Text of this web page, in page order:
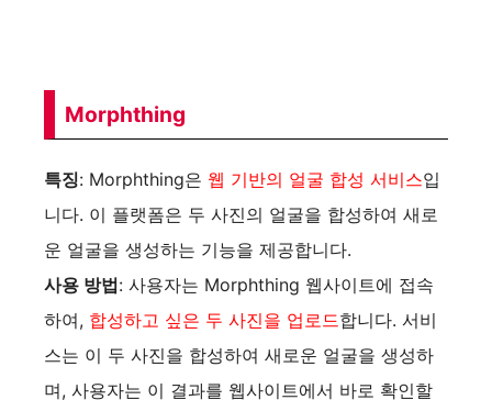
V
i
d
e
Morphthing
특징: Morphthing은 웹 기반의 얼굴 합성 서비스입
니다. 이 플랫폼은 두 사진의 얼굴을 합성하여 새로
운 얼굴을 생성하는 기능을 제공합니다.
사용 방법: 사용자는 Morphthing 웹사이트에 접속
하여, 합성하고 싶은 두 사진을 업로드합니다. 서비
스는 이 두 사진을 합성하여 새로운 얼굴을 생성하
며, 사용자는 이 결과를 웹사이트에서 바로 확인할